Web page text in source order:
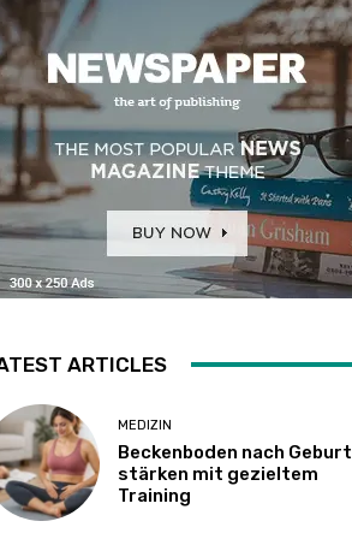
ARTICLES
MEDIZIN
Beckenboden nach Geburt
stärken mit gezieltem
Training